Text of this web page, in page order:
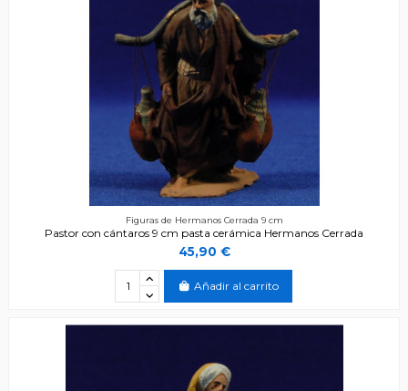
Figuras de Hermanos Cerrada 9 cm
Pastor con cántaros 9 cm pasta cerámica Hermanos Cerrada
45,90 €
Añadir al carrito